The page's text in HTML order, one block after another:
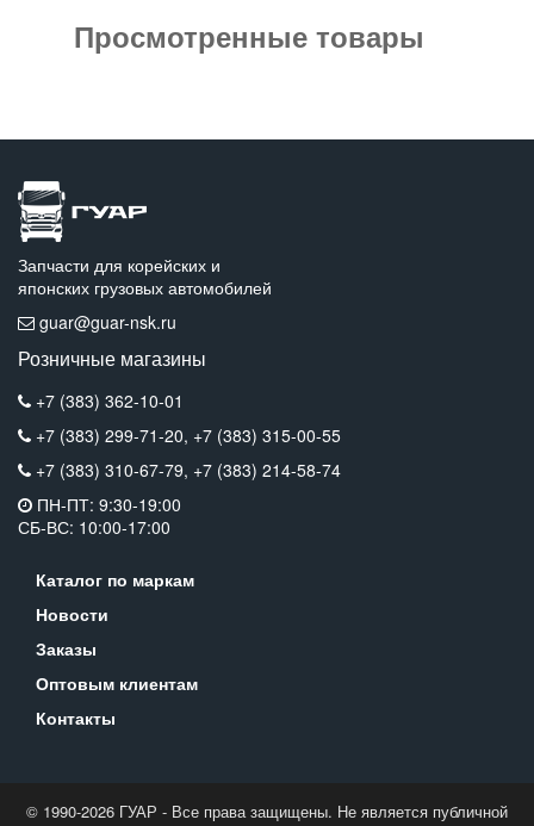
Просмотренные товары
Запчасти для корейских и
японских грузовых автомобилей
guar@guar-nsk.ru
Розничные магазины
+7 (383) 362-10-01
+7 (383) 299-71-20, +7 (383) 315-00-55
+7 (383) 310-67-79, +7 (383) 214-58-74
ПН-ПТ: 9:30-19:00
СБ-ВС: 10:00-17:00
Каталог по маркам
Новости
Заказы
Оптовым клиентам
Контакты
© 1990-2026 ГУАР - Все права защищены. Не является публичной